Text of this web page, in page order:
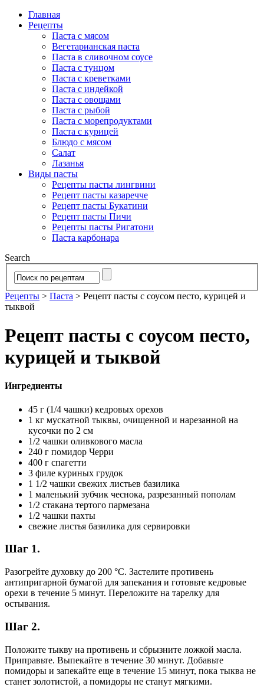
Главная
Рецепты
Паста с мясом
Вегетарианская паста
Паста в сливочном соусе
Паста с тунцом
Паста с креветками
Паста с индейкой
Паста с овощами
Паста с рыбой
Паста с морепродуктами
Паста с курицей
Блюдо с мясом
Салат
Лазанья
Виды пасты
Рецепты пасты лингвини
Рецепт пасты казаречче
Рецепт пасты Букатини
Рецепт пасты Пичи
Рецепты пасты Ригатони
Паста карбонара
Search
Рецепты > Паста > Рецепт пасты с соусом песто, курицей и
тыквой
Рецепт пасты с соусом песто,
курицей и тыквой
Ингредиенты
45 г (1/4 чашки) кедровых орехов
1 кг мускатной тыквы, очищенной и нарезанной на
кусочки по 2 см
1/2 чашки оливкового масла
240 г помидор Черри
400 г спагетти
3 филе куриных грудок
1 1/2 чашки свежих листьев базилика
1 маленький зубчик чеснока, разрезанный пополам
1/2 стакана тертого пармезана
1/2 чашки пахты
свежие листья базилика для сервировки
Шаг 1.
Разогрейте духовку до 200 °C. Застелите противень
антипригарной бумагой для запекания и готовьте кедровые
орехи в течение 5 минут. Переложите на тарелку для
остывания.
Шаг 2.
Положите тыкву на противень и сбрызните ложкой масла.
Приправьте. Выпекайте в течение 30 минут. Добавьте
помидоры и запекайте еще в течение 15 минут, пока тыква не
станет золотистой, а помидоры не станут мягкими.